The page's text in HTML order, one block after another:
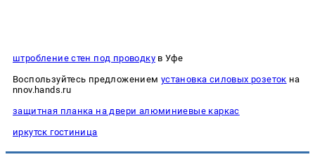
штробление стен под проводкув Уфе
Воспользуйтесь предложением установка силовых розеток на
nnov.hands.ru
защитная планка на двери алюминиевые каркас
иркутск гостиница